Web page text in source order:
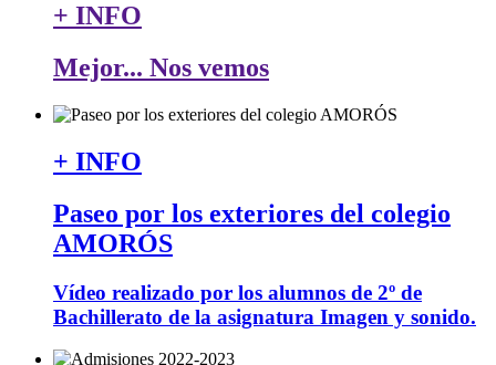
+ INFO
Mejor... Nos vemos
+ INFO
Paseo por los exteriores del colegio
AMORÓS
Vídeo realizado por los alumnos de 2º de
Bachillerato de la asignatura Imagen y sonido.